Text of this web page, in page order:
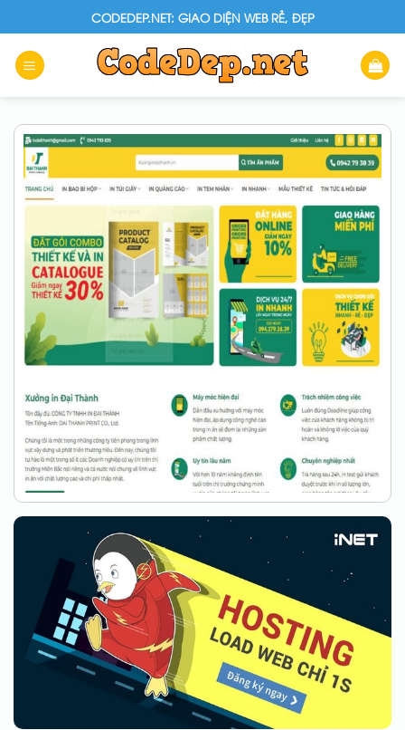
to
content
CODEDEP.NET: GIAO DIỆN WEB RẺ, ĐẸP